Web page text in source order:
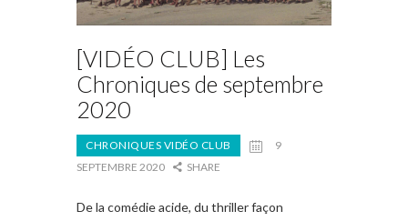
[VIDÉO CLUB] Les
Chroniques de septembre
2020
CHRONIQUES VIDÉO CLUB
9
SEPTEMBRE 2020
SHARE
De la comédie acide, du thriller façon